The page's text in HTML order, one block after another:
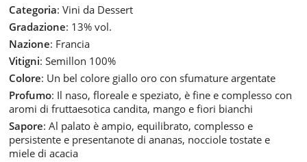
Categoria: Vini da Dessert
Gradazione: 13% vol.
Nazione: Francia
Vitigni: Semillon 100%
Colore: Un bel colore giallo oro con sfumature argentate
Profumo: Il naso, floreale e speziato, è fine e complesso con
aromi di fruttaesotica candita, mango e fiori bianchi
Sapore: Al palato è ampio, equilibrato, complesso e
persistente e presentanote di ananas, nocciole tostate e
miele di acacia